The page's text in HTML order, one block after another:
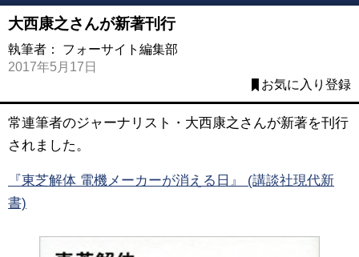
大西康之さんが新著刊行
執筆者： フォーサイト編集部
2017年5月17日
お気に入り登録
常連筆者のジャーナリスト・大西康之さんが新著を刊行
されました。
『東芝解体 電機メーカーが消える日』 (講談社現代新
書)